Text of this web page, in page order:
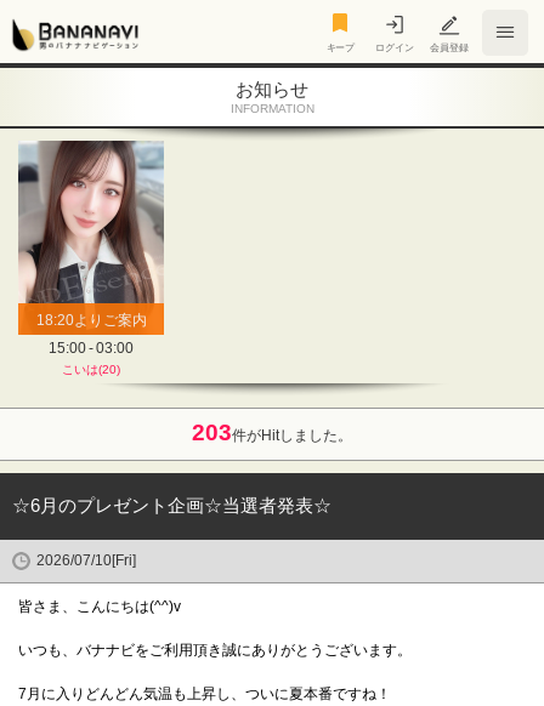
キープ ログイン 会員登録
お知らせ
INFORMATION
18:20よりご案内
15:00 - 03:00
こいは(20)
203件がHitしました。
☆6月のプレゼント企画☆当選者発表☆
2026/07/10[Fri]
皆さま、こんにちは(^^)v
いつも、バナナビをご利用頂き誠にありがとうございます。
7月に入りどんどん気温も上昇し、ついに夏本番ですね！